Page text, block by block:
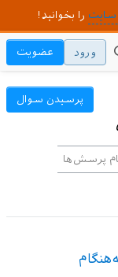
سایت را بخوانید!
ورود عضویت
پرسیدن سوال
پرسش‌ها